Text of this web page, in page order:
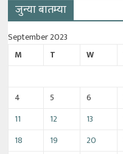
जुन्या बातम्या
September 2023
M
T W
4
5 6
11
12 13
18
19 20